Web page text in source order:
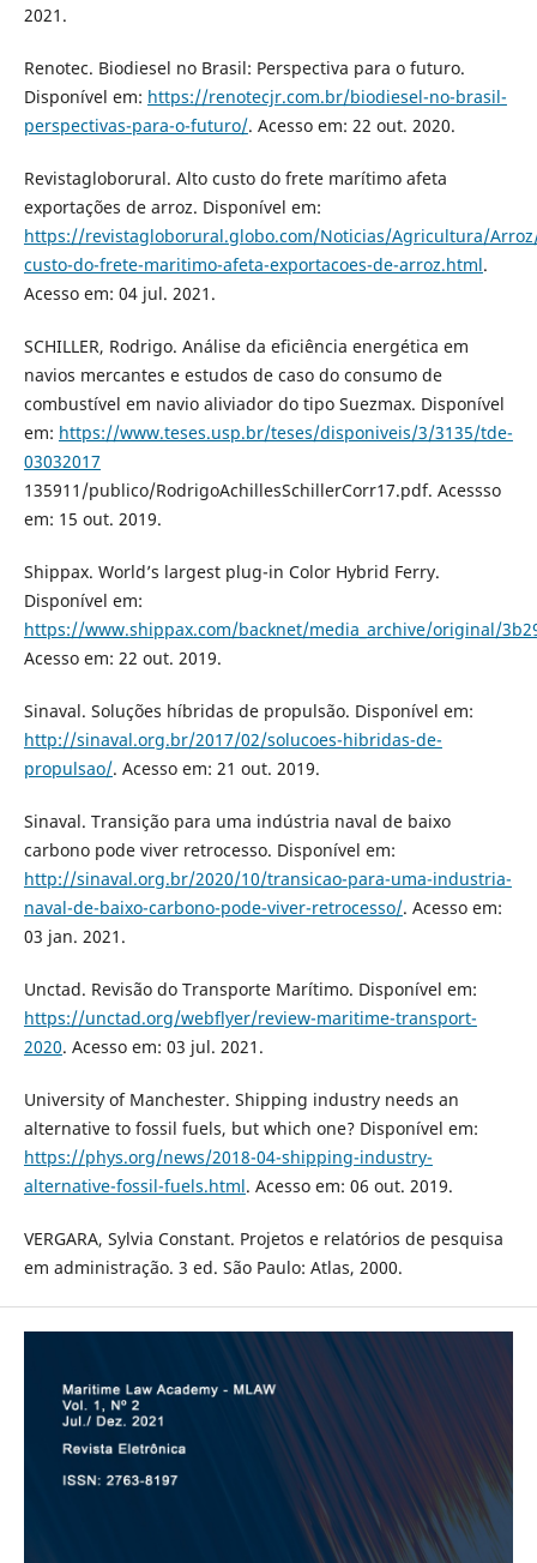
2021.
Renotec. Biodiesel no Brasil: Perspectiva para o futuro.
Disponível em: https://renotecjr.com.br/biodiesel-no-brasil-
perspectivas-para-o-futuro/. Acesso em: 22 out. 2020.
Revistagloborural. Alto custo do frete marítimo afeta
exportações de arroz. Disponível em:
https://revistagloborural.globo.com/Noticias/Agricultura/
custo-do-frete-maritimo-afeta-exportacoes-de-arroz.html.
Acesso em: 04 jul. 2021.
SCHILLER, Rodrigo. Análise da eficiência energética em
navios mercantes e estudos de caso do consumo de
combustível em navio aliviador do tipo Suezmax. Disponível
em: https://www.teses.usp.br/teses/disponiveis/3/3135/tde-
03032017
135911/publico/RodrigoAchillesSchillerCorr17.pdf. Acessso
em: 15 out. 2019.
Shippax. World’s largest plug-in Color Hybrid Ferry.
Disponível em:
https://www.shippax.com/backnet/media_archive/original/
Acesso em: 22 out. 2019.
Sinaval. Soluções híbridas de propulsão. Disponível em:
http://sinaval.org.br/2017/02/solucoes-hibridas-de-
propulsao/. Acesso em: 21 out. 2019.
Sinaval. Transição para uma indústria naval de baixo
carbono pode viver retrocesso. Disponível em:
http://sinaval.org.br/2020/10/transicao-para-uma-industria-
naval-de-baixo-carbono-pode-viver-retrocesso/. Acesso em:
03 jan. 2021.
Unctad. Revisão do Transporte Marítimo. Disponível em:
https://unctad.org/webflyer/review-maritime-transport-
2020. Acesso em: 03 jul. 2021.
University of Manchester. Shipping industry needs an
alternative to fossil fuels, but which one? Disponível em:
https://phys.org/news/2018-04-shipping-industry-
alternative-fossil-fuels.html. Acesso em: 06 out. 2019.
VERGARA, Sylvia Constant. Projetos e relatórios de pesquisa
em administração. 3 ed. São Paulo: Atlas, 2000.